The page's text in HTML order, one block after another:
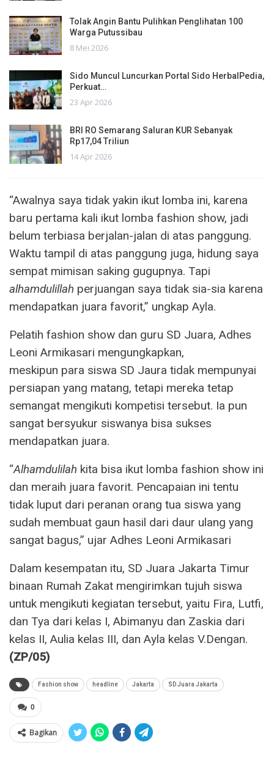
Tolak Angin Bantu Pulihkan Penglihatan 100
Warga Putussibau
8 Mei 2026
Sido Muncul Luncurkan Portal Sido HerbalPedia,
Perkuat…
23 Apr 2026
BRI RO Semarang Saluran KUR Sebanyak
Rp17,04 Triliun
14 Apr 2026
“Awalnya saya tidak yakin ikut lomba ini, karena
baru pertama kali ikut lomba fashion show, jadi
belum terbiasa berjalan-jalan di atas panggung.
Waktu tampil di atas panggung juga, hidung saya
sempat mimisan saking gugupnya. Tapi
alhamdulillah perjuangan saya tidak sia-sia karena
mendapatkan juara favorit,” ungkap Ayla.
Pelatih fashion show dan guru SD Juara, Adhes
Leoni Armikasari mengungkapkan,
meskipun para siswa SD Jaura tidak mempunyai
persiapan yang matang, tetapi mereka tetap
semangat mengikuti kompetisi tersebut. Ia pun
sangat bersyukur siswanya bisa sukses
mendapatkan juara.
“Alhamdulilah kita bisa ikut lomba fashion show ini
dan meraih juara favorit. Pencapaian ini tentu
tidak luput dari peranan orang tua siswa yang
sudah membuat gaun hasil dari daur ulang yang
sangat bagus,” ujar Adhes Leoni Armikasari
Dalam kesempatan itu, SD Juara Jakarta Timur
binaan Rumah Zakat mengirimkan tujuh siswa
untuk mengikuti kegiatan tersebut, yaitu Fira, Lutfi,
dan Tya dari kelas I, Abimanyu dan Zaskia dari
kelas II, Aulia kelas III, dan Ayla kelas V.Dengan.
(ZP/05)
Fashion show headline Jakarta SD Juara Jakarta
0
Bagikan